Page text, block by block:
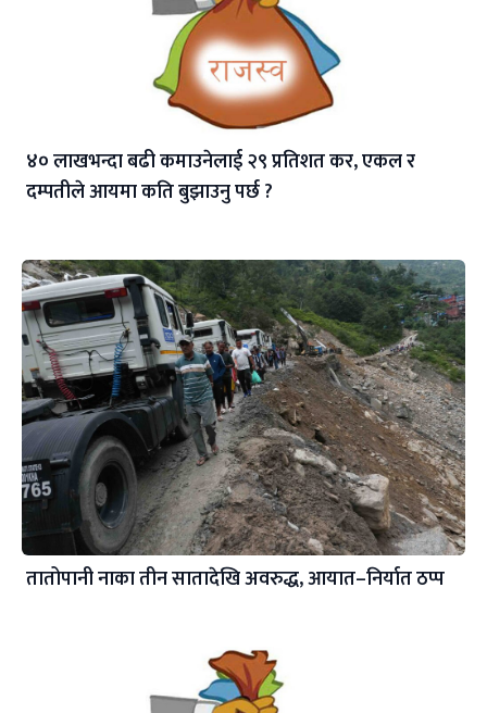
४० लाखभन्दा बढी कमाउनेलाई २९ प्रतिशत कर, एकल र
दम्पतीले आयमा कति बुझाउनु पर्छ ?
तातोपानी नाका तीन सातादेखि अवरुद्ध, आयात–निर्यात ठप्प